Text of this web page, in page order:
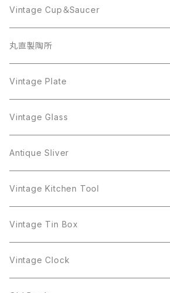
BSK
Cerrito
Gerry's
Giovanni
GOLD CROWN
Sarah Coventry
植物モチーフ
Trifari
Sarah Coventry
Beatrix
BSK
Coro
Crown Trifari
Danecraft
Gerry's
Giovanni
GOLD CROWN
Lisner
Sarah Coventry
Richelieu
W.Gemany
植物モチーフ
BSK
STAR
Monet
Napier
Richelieu
Rhinestone
Sarah Coventry
STAR
Trifari
Glass
iittala
arcopal
CupSaucer
BAVARIA
Antique Silver
Milk Pot
Pot
Mag Cup
Vase
Plate
Figgjo
BILTONS
Spoon
Vintage Cup＆Saucer
BAVARIA
Mosa
arcopal
丸直製陶所
Vintage Plate
Figgjo
BILTONS
Vintage Glass
iittala
Luminarc
arcoroc
arcopal
Antique Sliver
Pot
Milk Pot
Spoon
Vintage Kitchen Tool
Vintage Tin Box
Vintage Clock